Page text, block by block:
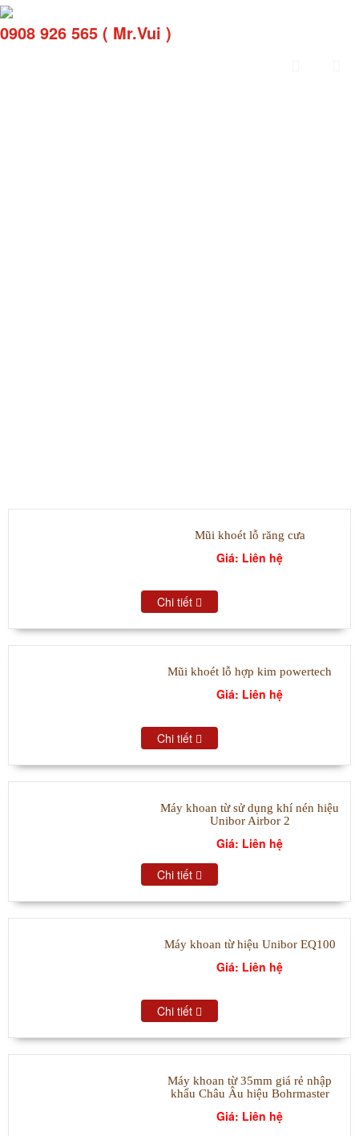
0908 926 565 ( Mr.Vui )
Mũi khoét lỗ răng cưa
Giá: Liên hệ
Chi tiết
Mũi khoét lỗ hợp kim powertech
Giá: Liên hệ
Chi tiết
Máy khoan từ sử dụng khí nén hiệu
Unibor Airbor 2
Giá: Liên hệ
Chi tiết
Máy khoan từ hiệu Unibor EQ100
Giá: Liên hệ
Chi tiết
Máy khoan từ 35mm giá rẻ nhập
khẩu Châu Âu hiệu Bohrmaster
Giá: Liên hệ